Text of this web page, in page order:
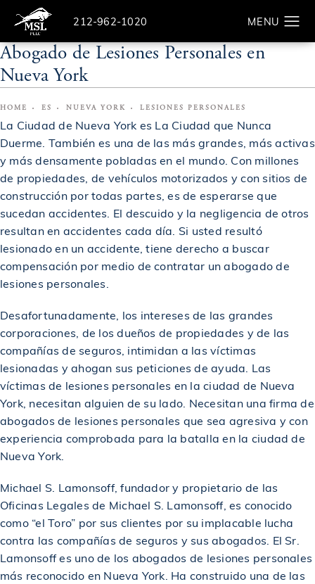
Give The Law Offices of Michael S. Lamonsoff a
212-962-1020 Search
Abogado de Lesiones Personales en
Nueva York
HOME ES NUEVA YORK LESIONES PERSONALES
La Ciudad de Nueva York es La Ciudad que Nunca
Duerme. También es una de las más grandes, más activas
y más densamente pobladas en el mundo. Con millones
de propiedades, de vehículos motorizados y con sitios de
construcción por todas partes, es de esperarse que
sucedan accidentes. El descuido y la negligencia de otros
resultan en accidentes cada día. Si usted resultó
lesionado en un accidente, tiene derecho a buscar
compensación por medio de contratar un abogado de
lesiones personales.
Desafortunadamente, los intereses de las grandes
corporaciones, de los dueños de propiedades y de las
compañías de seguros, intimidan a las víctimas
lesionadas y ahogan sus peticiones de ayuda. Las
víctimas de lesiones personales en la ciudad de Nueva
York, necesitan alguien de su lado. Necesitan una firma de
abogados de lesiones personales que sea agresiva y con
experiencia comprobada para la batalla en la ciudad de
Nueva York.
Michael S. Lamonsoff, fundador y propietario de las
Oficinas Legales de Michael S. Lamonsoff, es conocido
como “el Toro” por sus clientes por su implacable lucha
contra las compañías de seguros y sus abogados. El Sr.
Lamonsoff es uno de los abogados de lesiones personales
más reconocido en Nueva York. Ha construido una de las